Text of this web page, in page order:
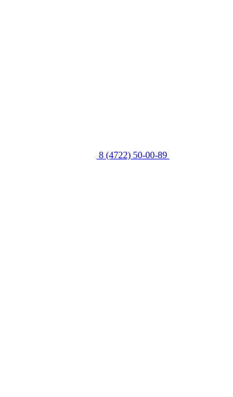
8 (4722) 50-00-89